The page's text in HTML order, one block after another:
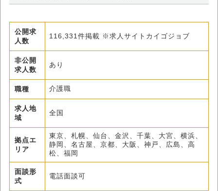
公開求
人数
116,331件掲載 ※求人サイトカイゴジョブ
非公開
求人数
あり
職種 介護職
求人地
域
全国
拠点エ
リア
東京、札幌、仙台、金沢、千葉、大宮、横浜、
静岡、名古屋、京都、大阪、神戸、広島、高
松、福岡
面談形
式
電話面談可